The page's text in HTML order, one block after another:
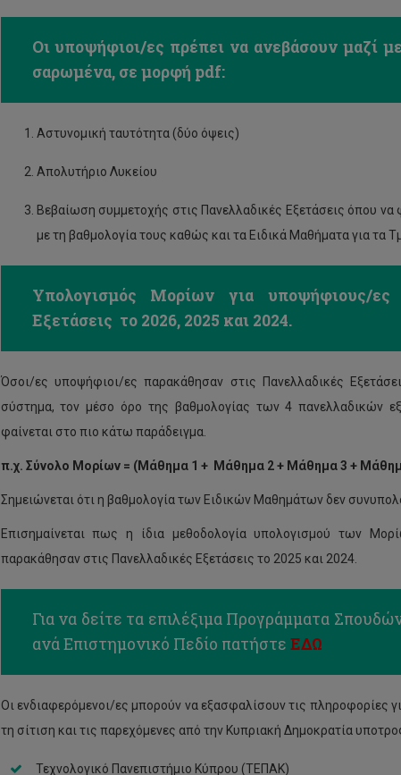
Οι υποψήφιοι/ες πρέπει να ανεβάσουν μαζί
σαρωμένα, σε μορφή pdf:
Αστυνομική ταυτότητα (δύο όψεις)
Απολυτήριο Λυκείου
Βεβαίωση συμμετοχής στις Πανελλαδικές Εξετάσεις όπου
με τη βαθμολογία τους καθώς και τα Ειδικά Μαθήματα για τα
Υπολογισμός Μορίων για υποψήφιους/
Εξετάσεις το 2026, 2025 και 2024.
Όσοι/ες υποψήφιοι/ες παρακάθησαν στις Πανελλαδικές
σύστημα, τον μέσο όρο της βαθμολογίας των 4 πανελλαδικών
φαίνεται στο πιο κάτω παράδειγμα.
π.χ. Σύνολο Μορίων = (Μάθημα 1 + Μάθημα 2 + Μάθημα 3 +
Σημειώνεται ότι η βαθμολογία των Ειδικών Μαθημάτων δεν
Επισημαίνεται πως η ίδια μεθοδολογία υπολογισμού των
παρακάθησαν στις Πανελλαδικές Εξετάσεις το 2025 και 2024.
Για να δείτε τα επιλέξιμα Προγράμματα
ανά Επιστημονικό Πεδίο πατήστε ΕΔΩ
Οι ενδιαφερόμενοι/ες μπορούν να εξασφαλίσουν τις πληροφορίες
τη σίτιση και τις παρεχόμενες από την Κυπριακή Δημοκρατία
Τεχνολογικό Πανεπιστήμιο Κύπρου (ΤΕΠΑΚ)